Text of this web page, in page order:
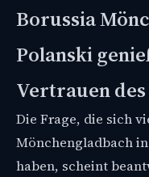
Borussia
Polanski
Vertrauen
Die Frage, die sich
Mönchengladbach
haben, scheint